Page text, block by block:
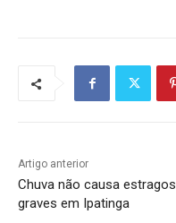
Artigo anterior
Chuva não causa estragos
graves em Ipatinga